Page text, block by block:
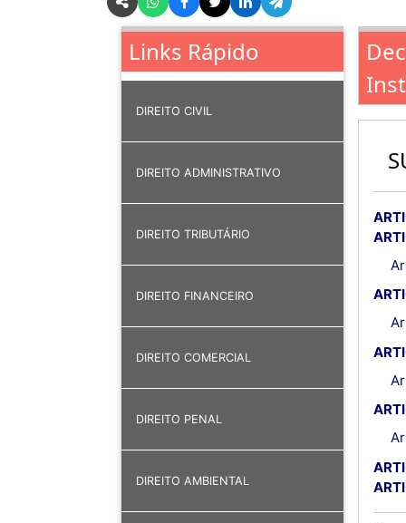
Links Rápido
DIREITO CIVIL
DIREITO ADMINISTRATIVO
DIREITO TRIBUTÁRIO
DIREITO FINANCEIRO
DIREITO COMERCIAL
DIREITO PENAL
DIREITO AMBIENTAL